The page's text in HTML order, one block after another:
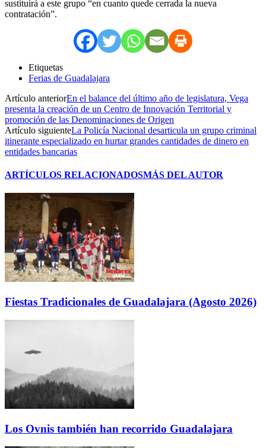
sustituirá a este grupo “en cuanto quede cerrada la nueva
contratación”.
Etiquetas
Ferias de Guadalajara
Artículo anteriorEn el balance del último año de legislatura, Vega
presenta la creación de un Centro de Innovación Territorial y
promoción de las Denominaciones de Origen
Artículo siguienteLa Policía Nacional desarticula un grupo criminal
itinerante especializado en hurtar grandes cantidades de dinero en
entidades bancarias
ARTÍCULOS RELACIONADOSMÁS DEL AUTOR
Fiestas Tradicionales de Guadalajara (Agosto 2026)
Los Ovnis también han recorrido Guadalajara